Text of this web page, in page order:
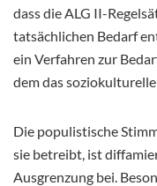
dass die ALG II-
tatsächlichen Bedarf
ein Verfahren zur
dem das
Die populistische
sie betreibt, ist
Ausgrenzung bei.